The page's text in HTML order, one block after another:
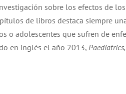
sobre los efectos de
de libros destaca siempre
o adolescentes que sufren de
en inglés el año 2013,